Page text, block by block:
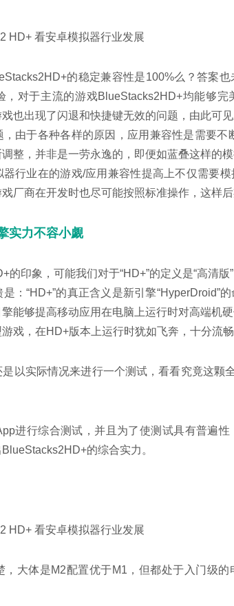
的稳定兼容性是100%么？答案
，对于主流的游戏BlueStacks2HD+均能够完
也出现了闪退和快捷键无效的问题，由此可
，由于各种各样的原因，应用兼容性是需要不
整，并非是一劳永逸的，即便如蓝叠这样的
行业在的游戏/应用兼容性提高上不仅需要
厂商在开发时也尽可能按照标准操作，这样后
实力不容小觑
的印象，可能我们对于“HD+”的定义是“高清
：“HD+”的真正含义是新引擎“HyperDroid”
能够提高移动应用在电脑上运行时对高端机
戏，在HD+版本上运行时犹如飞奔，十分流畅
以实际情况来进行一个测试，看看究竟这颗
进行综合测试，并且为了使测试具有普遍
的综合实力。
，大体是M2配置优于M1，但都处于入门级